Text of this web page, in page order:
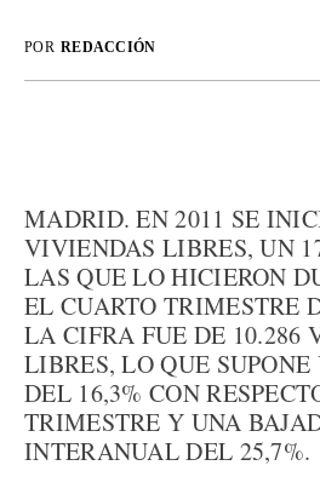
POR REDACCIÓN
MADRID. EN 2011 SE
VIVIENDAS LIBRES, UN
LAS QUE LO HICIERON
EL CUARTO TRIMESTRE
LA CIFRA FUE DE 10.286
LIBRES, LO QUE SUPONE
DEL 16,3% CON
TRIMESTRE Y UNA
INTERANUAL DEL 25,7%.